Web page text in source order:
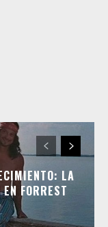
LA
FORREST